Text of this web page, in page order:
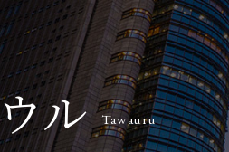
ル Tawauru